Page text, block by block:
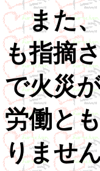
また、
も指摘
で火災
労働と
りませ